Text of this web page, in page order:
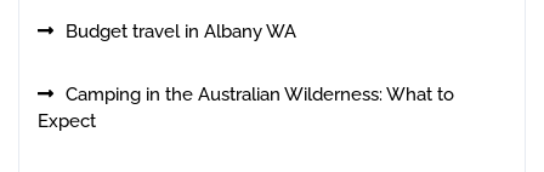
Budget travel in Albany WA
Camping in the Australian Wilderness: What to
Expect